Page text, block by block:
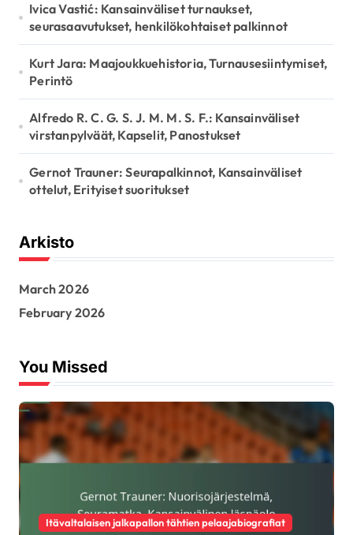
Ivica Vastić: Kansainväliset turnaukset,
seurasaavutukset, henkilökohtaiset palkinnot
Kurt Jara: Maajoukkuehistoria, Turnausesiintymiset,
Perintö
Alfredo R. C. G. S. J. M. M. S. F.: Kansainväliset
virstanpylväät, Kapselit, Panostukset
Gernot Trauner: Seurapalkinnot, Kansainväliset
ottelut, Erityiset suoritukset
Arkisto
March 2026
February 2026
You Missed
Itävaltalaisen jalkapallon tähtien pelaajabiografiat